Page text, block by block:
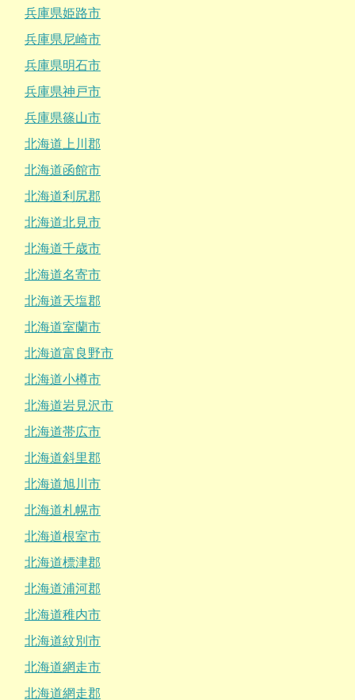
兵庫県姫路市
兵庫県尼崎市
兵庫県明石市
兵庫県神戸市
兵庫県篠山市
北海道上川郡
北海道函館市
北海道利尻郡
北海道北見市
北海道千歳市
北海道名寄市
北海道天塩郡
北海道室蘭市
北海道富良野市
北海道小樽市
北海道岩見沢市
北海道帯広市
北海道斜里郡
北海道旭川市
北海道札幌市
北海道根室市
北海道標津郡
北海道浦河郡
北海道稚内市
北海道紋別市
北海道網走市
北海道網走郡